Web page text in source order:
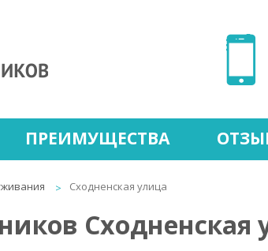
ПРЕИМУЩЕСТВА
Сходненская улица
Сходненская